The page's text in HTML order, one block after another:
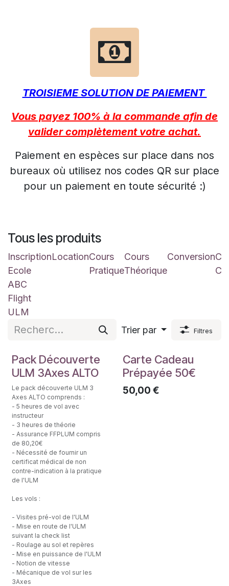
TROISIEME SOLUTION DE PAIEMENT
Vous payez 100% à la commande afin de
valider complètement votre achat.
Paiement en espèces sur place dans nos
bureaux où utilisez nos codes QR sur place
pour un paiement en toute sécurité :)
Tous les produits
Inscription
Ecole
ABC
Flight
ULM
LocationCours
Pratique
Cours
Théorique
Conversion
Trier par Filtres
Initiation au pilotage
Pack Découverte
ULM 3Axes ALTO
Le pack découverte ULM 3
Axes ALTO comprends :
- 5 heures de vol avec
instructeur
- 3 heures de théorie
- Assurance FFPLUM compris
de 80,20€
- Nécessité de fournir un
certificat médical de non
contre-indication à la pratique
de l'ULM
Les vols :
- Visites pré-vol de l'ULM
- Mise en route de l'ULM
suivant la check list
- Roulage au sol et repères
- Mise en puissance de l'ULM
- Notion de vitesse
- Mécanique de vol sur les
3Axes
Carte Cadeau
Prépayée 50€
50,00 €